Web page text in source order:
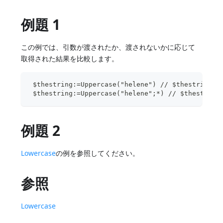
例題 1
この例では、引数が渡されたか、渡されないかに応じて
取得された結果を比較します。
$thestring:=Uppercase("helene") // $thestringは
$thestring:=Uppercase("helene";*) // $thestringは
例題 2
Lowercaseの例を参照してください。
参照
Lowercase